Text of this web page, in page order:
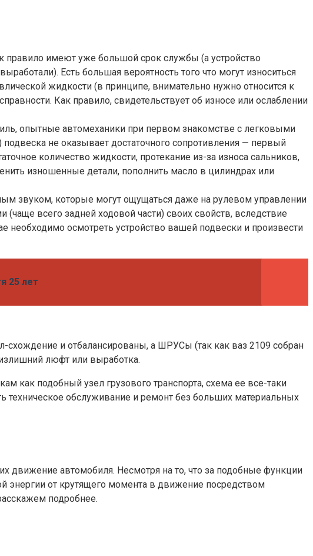
имеют уже большой срок службы (а устройство
Есть большая вероятность того что могут износиться
жидкости (в принципе, внимательно нужно относится к
Как правило, свидетельствует об износе или ослаблении
опытные автомеханики при первом знакомстве с легковыми
не оказывает достаточного сопротивления — первый
количество жидкости, протекание из-за износа сальников,
изношенные детали, пополнить масло в цилиндрах или
звуком, которые могут ощущаться даже на рулевом управлении
всего задней ходовой части) своих свойств, вследствие
необходимо осмотреть устройство вашей подвески и произвести
25 лет
и отбалансированы, а ШРУСы (так как ваз 2109 собран
люфт или выработка.
как подобный узел грузового транспорта, схема ее все-таки
техническое обслуживание и ремонт без больших материальных
движение автомобиля. Несмотря на то, что за подобные функции
энергии от крутящего момента в движение посредством
подробнее.